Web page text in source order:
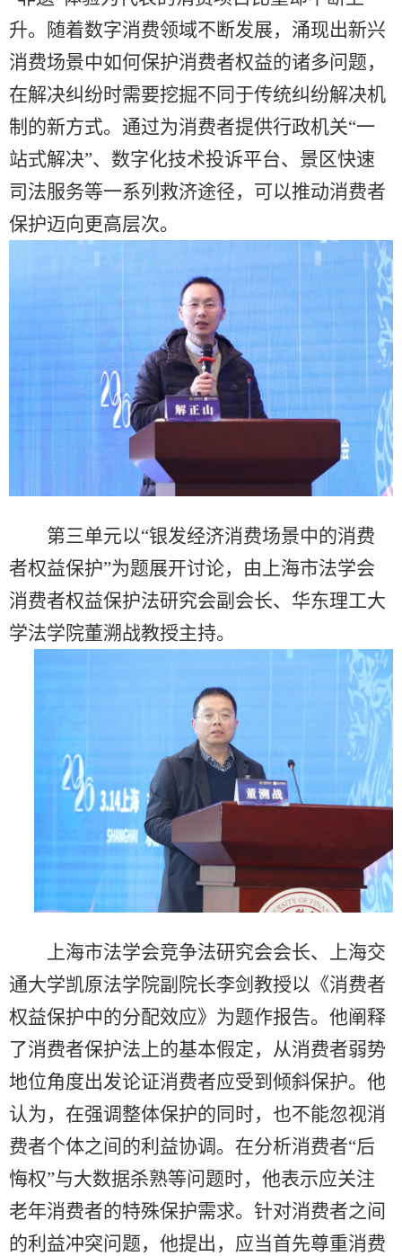
升。随着数字消费领域不断发展，涌现出新兴
消费场景中如何保护消费者权益的诸多问题，
在解决纠纷时需要挖掘不同于传统纠纷解决机
制的新方式。通过为消费者提供行政机关“一
站式解决”、数字化技术投诉平台、景区快速
司法服务等一系列救济途径，可以推动消费者
保护迈向更高层次。
第三单元以“银发经济消费场景中的消费
者权益保护”为题展开讨论，由上海市法学会
消费者权益保护法研究会副会长、华东理工大
学法学院董溯战教授主持。
上海市法学会竞争法研究会会长、上海交
通大学凯原法学院副院长李剑教授以《消费者
权益保护中的分配效应》为题作报告。他阐释
了消费者保护法上的基本假定，从消费者弱势
地位角度出发论证消费者应受到倾斜保护。他
认为，在强调整体保护的同时，也不能忽视消
费者个体之间的利益协调。在分析消费者“后
悔权”与大数据杀熟等问题时，他表示应关注
老年消费者的特殊保护需求。针对消费者之间
的利益冲突问题，他提出，应当首先尊重消费